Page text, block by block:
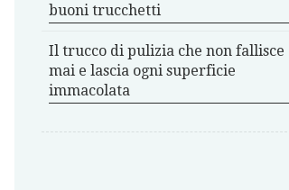
buoni trucchetti
Il trucco di pulizia che non fallisce
mai e lascia ogni superficie
immacolata